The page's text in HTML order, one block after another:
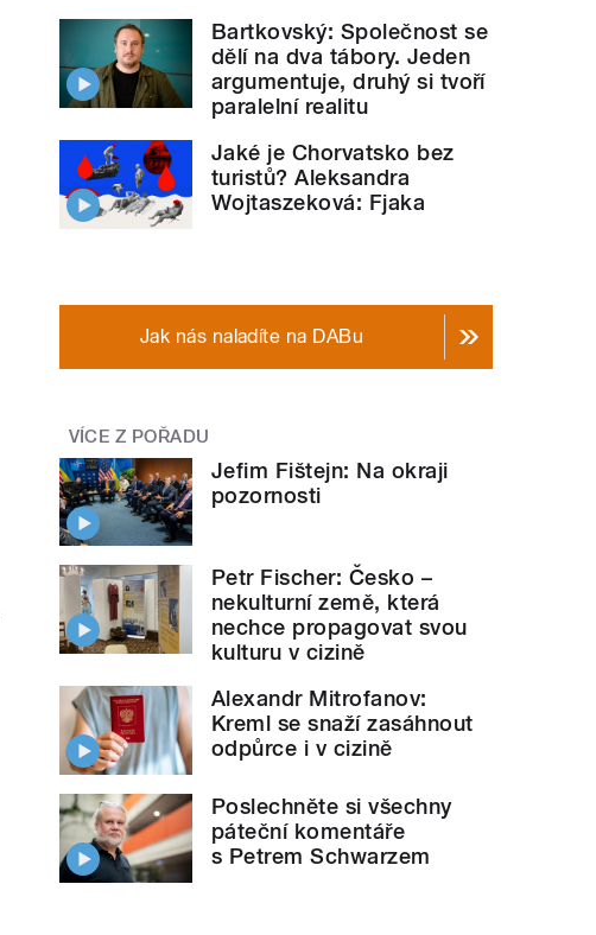
Bartkovský: Společnost se
dělí na dva tábory. Jeden
argumentuje, druhý si tvoří
paralelní realitu
Jaké je Chorvatsko bez
turistů? Aleksandra
Wojtaszeková: Fjaka
Jak nás naladíte na DABu
VÍCE Z POŘADU
Jefim Fištejn: Na okraji
pozornosti
Petr Fischer: Česko –
nekulturní země, která
nechce propagovat svou
kulturu v cizině
Alexandr Mitrofanov:
Kreml se snaží zasáhnout
odpůrce i v cizině
Poslechněte si všechny
páteční komentáře
s Petrem Schwarzem